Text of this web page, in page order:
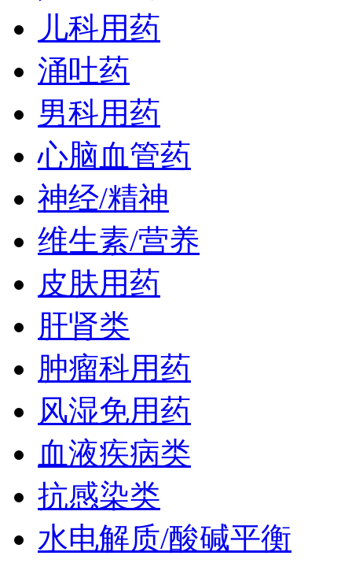
儿科用药
涌吐药
男科用药
心脑血管药
神经/精神
维生素/营养
皮肤用药
肝肾类
肿瘤科用药
风湿免用药
血液疾病类
抗感染类
水电解质/酸碱平衡